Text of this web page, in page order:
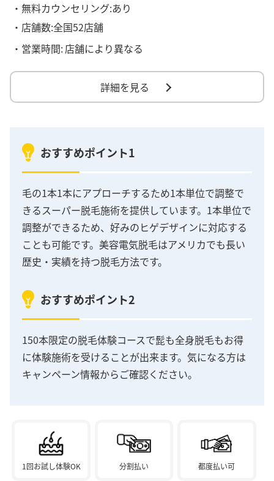
・無料カウンセリング:あり
・店舗数:全国52店舗
・営業時間:店舗により異なる
詳細を見る
おすすめポイント1
毛の1本1本にアプローチするため1本単位で調整で
きるスーパー脱毛施術を提供しています。1本単位で
調整ができるため、好みのヒゲデザインに対応する
ことも可能です。美容電気脱毛はアメリカでも長い
歴史・実績を持つ脱毛方法です。
おすすめポイント2
150本限定の脱毛体験コースで髭も全身脱毛もお得
に体験施術を受けることが出来ます。気になる方は
キャンペーン情報からご確認ください。
1回お試し体験OK 分割払い 都度払い可